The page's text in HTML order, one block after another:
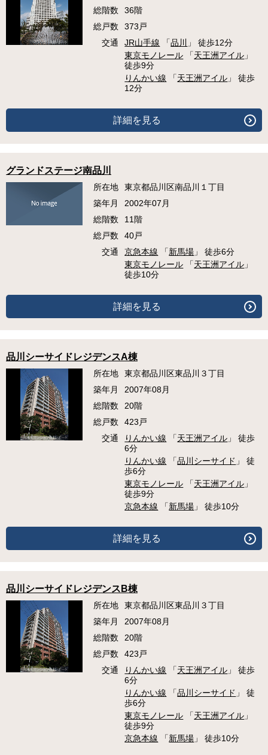
総階数
36階
総戸数
373戸
交通
JR山手線 「品川
」 徒歩12分
東京モノレール 「天王洲アイル 」
徒歩9分
りんかい線 「天王洲アイル 」 徒歩
12分
詳細を見る
グランドステージ南品川
所在地
東京都品川区南品川１丁目
築年月
2002年07月
総階数
11階
総戸数
40戸
交通
京急本線 「新馬場 」 徒歩6分
東京モノレール 「天王洲アイル 」
徒歩10分
詳細を見る
品川シーサイドレジデンスA棟
所在地
東京都品川区東品川３丁目
築年月
2007年08月
総階数
20階
総戸数
423戸
交通
りんかい線 「天王洲アイル 」 徒歩
6分
りんかい線 「品川シーサイド 」 徒
歩6分
東京モノレール 「天王洲アイル 」
徒歩9分
京急本線 「新馬場 」 徒歩10分
詳細を見る
品川シーサイドレジデンスB棟
所在地
東京都品川区東品川３丁目
築年月
2007年08月
総階数
20階
総戸数
423戸
交通
りんかい線 「天王洲アイル 」 徒歩
6分
りんかい線 「品川シーサイド 」 徒
歩6分
東京モノレール 「天王洲アイル 」
徒歩9分
京急本線 「新馬場 」 徒歩10分